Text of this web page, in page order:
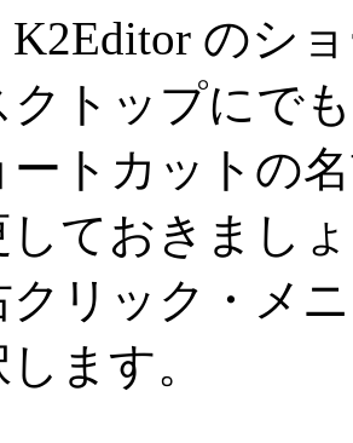
K2Editor のシ
クトップにで
ートカットの
しておきまし
クリック・メ
ます。